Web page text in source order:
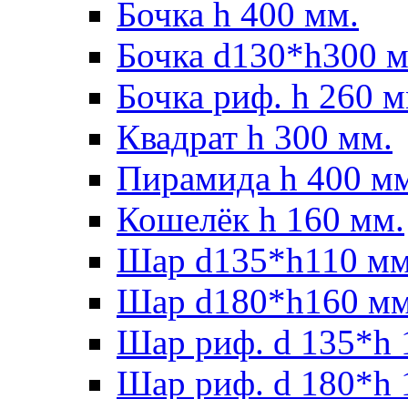
Бочка h 400 мм.
Бочка d130*h300
Бочка риф. h 260
Квадрат h 300 мм.
Пирамида h 400
Кошелёк h 160 мм.
Шар d135*h110
Шар d180*h160
Шар риф. d 135*h
Шар риф. d 180*h